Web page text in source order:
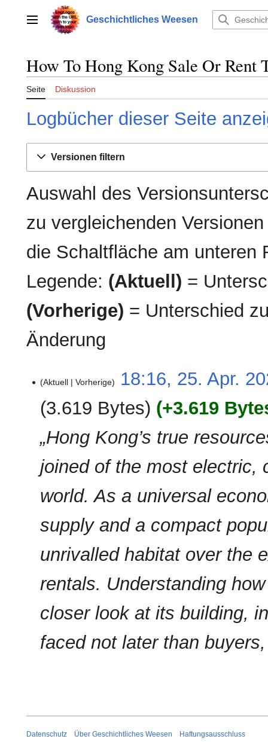
springenHauptmenü Geschichtliches Weesen
How To Hong Kong Sale Or Rent
Seite Diskussion
Logbücher dieser Seite
Versionen filtern
Auswahl des
zu vergleichenden
die Schaltfläche am unteren
Legende: (Aktuell) =
(Vorherige) = Unterschied
Änderung
April
2026
Aktuell Vorherige
18:16, 25. Apr.
3.619 Bytes
+3.619
„Hong Kong’s true
joined of the most electric,
world. As a universal
supply and a compact
unrivalled habitat over the
rentals. Understanding
closer look at its building,
faced not later than
Datenschutz Über Geschichtliches Weesen Haftungsausschluss